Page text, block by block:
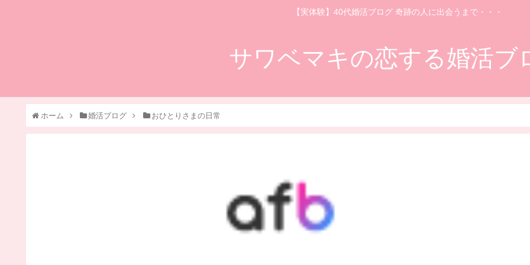
【実体験】40代婚活ブログ 奇跡の人に出会うまで・・・
サワベマキの恋する婚活ブ
ホーム 婚活ブログ おひとりさまの日常